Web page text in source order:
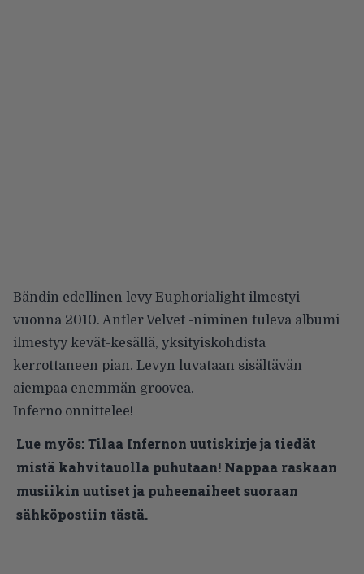
Bändin edellinen levy Euphorialight ilmestyi
vuonna 2010. Antler Velvet -niminen tuleva albumi
ilmestyy kevät-kesällä, yksityiskohdista
kerrottaneen pian. Levyn luvataan sisältävän
aiempaa enemmän groovea.
Inferno onnittelee!
Lue myös:Tilaa Infernon uutiskirje ja tiedät
mistä kahvitauolla puhutaan! Nappaa raskaan
musiikin uutiset ja puheenaiheet suoraan
sähköpostiin tästä.